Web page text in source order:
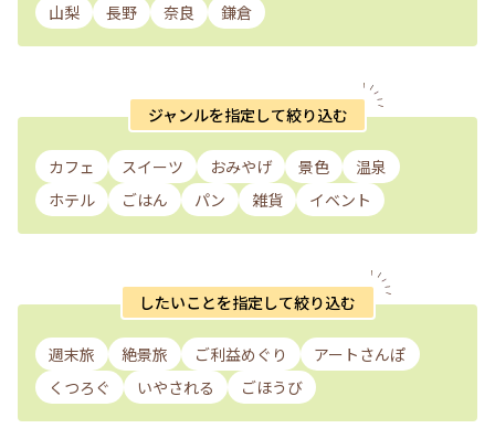
山梨
長野 奈良 鎌倉
ジャンルを指定して絞り込む
カフェ スイーツ おみやげ 景色
温泉
ホテル
ごはん パン 雑貨 イベント
したいことを指定して絞り込む
週末旅 絶景旅 ご利益めぐり
アートさんぽ
くつろぐ
いやされる ごほうび